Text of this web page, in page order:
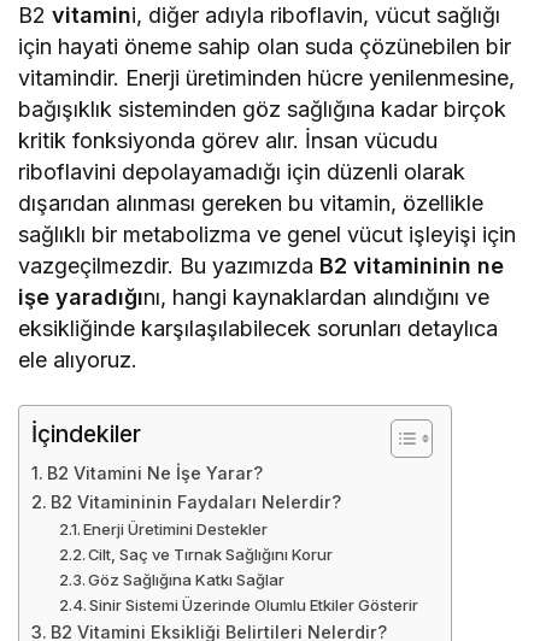
B2vitamini, diğer adıyla riboflavin, vücut sağlığı
için hayati öneme sahip olan suda çözünebilen bir
vitamindir. Enerji üretiminden hücre yenilenmesine,
bağışıklık sisteminden göz sağlığına kadar birçok
kritik fonksiyonda görev alır. İnsan vücudu
riboflavini depolayamadığı için düzenli olarak
dışarıdan alınması gereken bu vitamin, özellikle
sağlıklı bir metabolizma ve genel vücut işleyişi için
vazgeçilmezdir. Bu yazımızda B2 vitamininin ne
işe yaradığını, hangi kaynaklardan alındığını ve
eksikliğinde karşılaşılabilecek sorunları detaylıca
ele alıyoruz.
İçindekiler
B2 Vitamini Ne İşe Yarar?
B2 Vitamininin Faydaları Nelerdir?
Enerji Üretimini Destekler
Cilt, Saç ve Tırnak Sağlığını Korur
Göz Sağlığına Katkı Sağlar
Sinir Sistemi Üzerinde Olumlu Etkiler Gösterir
B2 Vitamini Eksikliği Belirtileri Nelerdir?